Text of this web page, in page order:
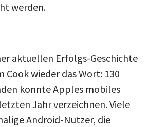
werden.
aktuellen Erfolgs-Geschichte
Cook wieder das Wort: 130
konnte Apples mobiles
Jahr verzeichnen. Viele
Android-Nutzer, die